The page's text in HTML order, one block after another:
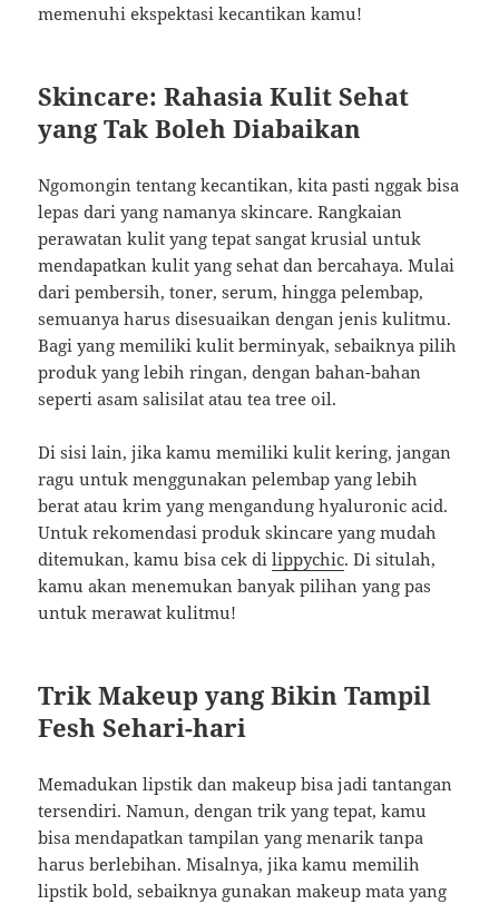
memenuhi ekspektasi kecantikan kamu!
Skincare: Rahasia Kulit Sehat
yang Tak Boleh Diabaikan
Ngomongin tentang kecantikan, kita pasti nggak bisa
lepas dari yang namanya skincare. Rangkaian
perawatan kulit yang tepat sangat krusial untuk
mendapatkan kulit yang sehat dan bercahaya. Mulai
dari pembersih, toner, serum, hingga pelembap,
semuanya harus disesuaikan dengan jenis kulitmu.
Bagi yang memiliki kulit berminyak, sebaiknya pilih
produk yang lebih ringan, dengan bahan-bahan
seperti asam salisilat atau tea tree oil.
Di sisi lain, jika kamu memiliki kulit kering, jangan
ragu untuk menggunakan pelembap yang lebih
berat atau krim yang mengandung hyaluronic acid.
Untuk rekomendasi produk skincare yang mudah
ditemukan, kamu bisa cek dilippychic. Di situlah,
kamu akan menemukan banyak pilihan yang pas
untuk merawat kulitmu!
Trik Makeup yang Bikin Tampil
Fesh Sehari-hari
Memadukan lipstik dan makeup bisa jadi tantangan
tersendiri. Namun, dengan trik yang tepat, kamu
bisa mendapatkan tampilan yang menarik tanpa
harus berlebihan. Misalnya, jika kamu memilih
lipstik bold, sebaiknya gunakan makeup mata yang